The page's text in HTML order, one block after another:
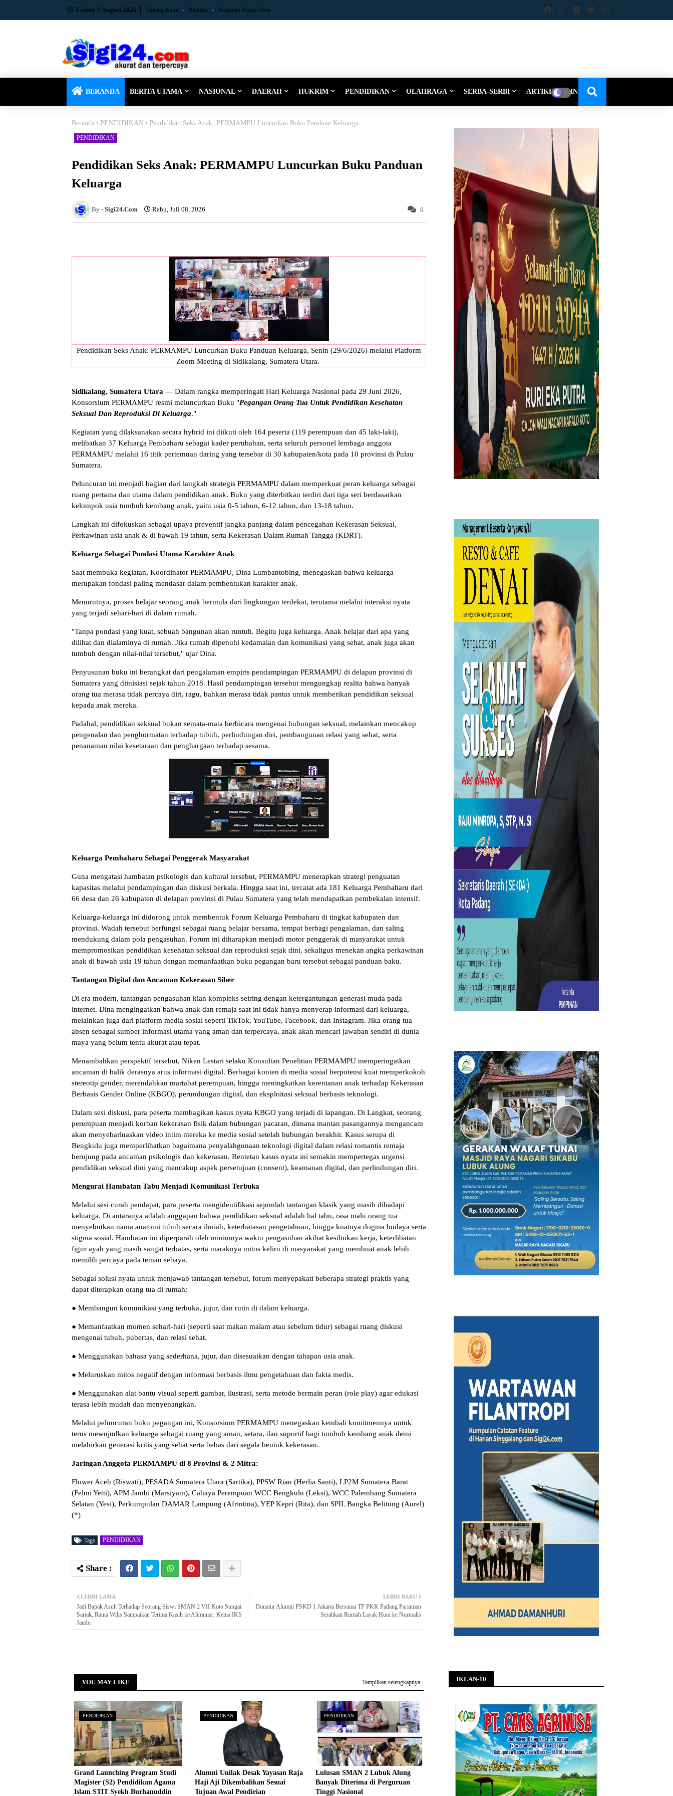
Friday 7 August 2026 Tentang Kami Redaksi Pedoman Media Siber
BERANDA BERITA UTAMA NASIONAL DAERAH HUKRIM PENDIDIKAN OLAHRAGA SERBA-SERBI ARTIKEL-OPINI
Beranda PENDIDIKAN Pendidikan Seks Anak: PERMAMPU Luncurkan Buku Panduan Keluarga
PENDIDIKAN
Pendidikan Seks Anak: PERMAMPU Luncurkan Buku Panduan
Keluarga
Sigi24.Com Rabu, Juli 08, 2026 0
Pendidikan Seks Anak: PERMAMPU Luncurkan Buku Panduan Keluarga, Senin (29/6/2026) melalui Platform
Zoom Meeting di Sidikalang, Sumatera Utara.
Sidikalang, Sumatera Utara — Dalam rangka memperingati Hari Keluarga Nasional pada 29 Juni 2026,
Konsorsium PERMAMPU resmi meluncurkan Buku "Pegangan Orang Tua Untuk Pendidikan Kesehatan
Seksual Dan Reproduksi Di Keluarga."
Kegiatan yang dilaksanakan secara hybrid ini diikuti oleh 164 peserta (119 perempuan dan 45 laki-laki),
melibatkan 37 Keluarga Pembaharu sebagai kader perubahan, serta seluruh personel lembaga anggota
PERMAMPU melalui 16 titik pertemuan daring yang tersebar di 30 kabupaten/kota pada 10 provinsi di Pulau
Sumatera.
Peluncuran ini menjadi bagian dari langkah strategis PERMAMPU dalam memperkuat peran keluarga sebagai
ruang pertama dan utama dalam pendidikan anak. Buku yang diterbitkan terdiri dari tiga seri berdasarkan
kelompok usia tumbuh kembang anak, yaitu usia 0-5 tahun, 6-12 tahun, dan 13-18 tahun.
Langkah ini difokuskan sebagai upaya preventif jangka panjang dalam pencegahan Kekerasan Seksual,
Perkawinan usia anak & di bawah 19 tahun, serta Kekerasan Dalam Rumah Tangga (KDRT).
Keluarga Sebagai Pondasi Utama Karakter Anak
Saat membuka kegiatan, Koordinator PERMAMPU, Dina Lumbantobing, menegaskan bahwa keluarga
merupakan fondasi paling mendasar dalam pembentukan karakter anak.
Menurutnya, proses belajar seorang anak bermula dari lingkungan terdekat, terutama melalui interaksi nyata
yang terjadi sehari-hari di dalam rumah.
"Tanpa pondasi yang kuat, sebuah bangunan akan runtuh. Begitu juga keluarga. Anak belajar dari apa yang
dilihat dan dialaminya di rumah. Jika rumah dipenuhi kedamaian dan komunikasi yang sehat, anak juga akan
tumbuh dengan nilai-nilai tersebut," ujar Dina.
Penyusunan buku ini berangkat dari pengalaman empiris pendampingan PERMAMPU di delapan provinsi di
Sumatera yang diinisiasi sejak tahun 2018. Hasil pendampingan tersebut mengungkap realita bahwa banyak
orang tua merasa tidak percaya diri, ragu, bahkan merasa tidak pantas untuk memberikan pendidikan seksual
kepada anak mereka.
Padahal, pendidikan seksual bukan semata-mata berbicara mengenai hubungan seksual, melainkan mencakup
pengenalan dan penghormatan terhadap tubuh, perlindungan diri, pembangunan relasi yang sehat, serta
penanaman nilai kesetaraan dan penghargaan terhadap sesama.
Keluarga Pembaharu Sebagai Penggerak Masyarakat
Guna mengatasi hambatan psikologis dan kultural tersebut, PERMAMPU menerapkan strategi penguatan
kapasitas melalui pendampingan dan diskusi berkala. Hingga saat ini, tercatat ada 181 Keluarga Pembaharu dari
66 desa dan 26 kabupaten di delapan provinsi di Pulau Sumatera yang telah mendapatkan pembekalan intensif.
Keluarga-keluarga ini didorong untuk membentuk Forum Keluarga Pembaharu di tingkat kabupaten dan
provinsi. Wadah tersebut berfungsi sebagai ruang belajar bersama, tempat berbagi pengalaman, dan saling
mendukung dalam pola pengasuhan. Forum ini diharapkan menjadi motor penggerak di masyarakat untuk
mempromosikan pendidikan kesehatan seksual dan reproduksi sejak dini, sekaligus menekan angka perkawinan
anak di bawah usia 19 tahun dengan memanfaatkan buku pegangan baru tersebut sebagai panduan baku.
Tantangan Digital dan Ancaman Kekerasan Siber
Di era modern, tantangan pengasuhan kian kompleks seiring dengan ketergantungan generasi muda pada
internet. Dina mengingatkan bahwa anak dan remaja saat ini tidak hanya menyerap informasi dari keluarga,
melainkan juga dari platform media sosial seperti TikTok, YouTube, Facebook, dan Instagram. Jika orang tua
absen sebagai sumber informasi utama yang aman dan terpercaya, anak akan mencari jawaban sendiri di dunia
maya yang belum tentu akurat atau tepat.
Menambahkan perspektif tersebut, Niken Lestari selaku Konsultan Penelitian PERMAMPU memperingatkan
ancaman di balik derasnya arus informasi digital. Berbagai konten di media sosial berpotensi kuat memperkokoh
stereotip gender, merendahkan martabat perempuan, hingga meningkatkan kerentanan anak terhadap Kekerasan
Berbasis Gender Online (KBGO), perundungan digital, dan eksploitasi seksual berbasis teknologi.
Dalam sesi diskusi, para peserta membagikan kasus nyata KBGO yang terjadi di lapangan. Di Langkat, seorang
perempuan menjadi korban kekerasan fisik dalam hubungan pacaran, dimana mantan pasangannya mengancam
akan menyebarluaskan video intim mereka ke media sosial setelah hubungan berakhir. Kasus serupa di
Bengkulu juga memperlihatkan bagaimana penyalahgunaan teknologi digital dalam relasi romantis remaja
berujung pada ancaman psikologis dan kekerasan. Rentetan kasus nyata ini semakin mempertegas urgensi
pendidikan seksual dini yang mencakup aspek persetujuan (consent), keamanan digital, dan perlindungan diri.
Mengurai Hambatan Tabu Menjadi Komunikasi Terbuka
Melalui sesi curah pendapat, para peserta mengidentifikasi sejumlah tantangan klasik yang masih dihadapi
keluarga. Di antaranya adalah anggapan bahwa pendidikan seksual adalah hal tabu, rasa malu orang tua
menyebutkan nama anatomi tubuh secara ilmiah, keterbatasan pengetahuan, hingga kuatnya dogma budaya serta
stigma sosial. Hambatan ini diperparah oleh minimnya waktu pengasuhan akibat kesibukan kerja, keterlibatan
figur ayah yang masih sangat terbatas, serta maraknya mitos keliru di masyarakat yang membuat anak lebih
memilih percaya pada teman sebaya.
Sebagai solusi nyata untuk menjawab tantangan tersebut, forum menyepakati beberapa strategi praktis yang
dapat diterapkan orang tua di rumah:
● Membangun komunikasi yang terbuka, jujur, dan rutin di dalam keluarga.
● Memanfaatkan momen sehari-hari (seperti saat makan malam atau sebelum tidur) sebagai ruang diskusi
mengenai tubuh, pubertas, dan relasi sehat.
● Menggunakan bahasa yang sederhana, jujur, dan disesuaikan dengan tahapan usia anak.
● Meluruskan mitos negatif dengan informasi berbasis ilmu pengetahuan dan fakta medis.
● Menggunakan alat bantu visual seperti gambar, ilustrasi, serta metode bermain peran (role play) agar edukasi
terasa lebih mudah dan menyenangkan.
Melalui peluncuran buku pegangan ini, Konsorsium PERMAMPU menegaskan kembali komitmennya untuk
terus mewujudkan keluarga sebagai ruang yang aman, setara, dan suportif bagi tumbuh kembang anak demi
melahirkan generasi kritis yang sehat serta bebas dari segala bentuk kekerasan.
Jaringan Anggota PERMAMPU di 8 Provinsi & 2 Mitra:
Flower Aceh (Riswati), PESADA Sumatera Utara (Sartika), PPSW Riau (Herlia Santi), LP2M Sumatera Barat
(Felmi Yetti), APM Jambi (Marsiyam), Cahaya Perempuan WCC Bengkulu (Leksi), WCC Palembang Sumatera
Selatan (Yesi), Perkumpulan DAMAR Lampung (Afrintina), YEP Kepri (Rita), dan SPIL Bangka Belitung (Aurel)
(*)
Tags PENDIDIKAN
LEBIH BARU
Donatur Alumni PSKD 1 Jakarta Bersama TP PKK Padang Pariaman
Serahkan Rumah Layak Huni ke Nurmalis
LEBIH LAMA
Jadi Bapak Asuh Terhadap Seorang Siswi SMAN 2 VII Koto Sungai
Sariak, Ratna Wilis Sampaikan Terima Kasih ke Alimunar, Ketua IKS
Jambi
YOU MAY LIKE Tampilkan selengkapnya
PENDIDIKAN
Grand Launching Program Studi
Magister (S2) Pendidikan Agama
Islam STIT Syekh Burhanuddin
PENDIDIKAN
Alumni Unilak Desak Yayasan Raja
Haji Aji Dikembalikan Sesuai
Tujuan Awal Pendirian
PENDIDIKAN
Lulusan SMAN 2 Lubuk Alung
Banyak Diterima di Perguruan
Tinggi Nasional
IKLAN-10